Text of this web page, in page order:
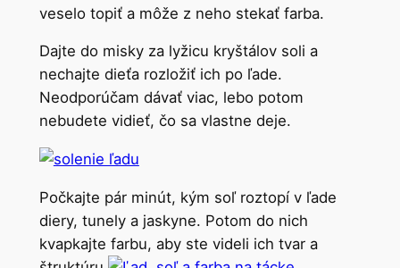
veselo topiť a môže z neho stekať farba.
Dajte do misky za lyžicu kryštálov soli a
nechajte dieťa rozložiť ich po ľade.
Neodporúčam dávať viac, lebo potom
nebudete vidieť, čo sa vlastne deje.
Počkajte pár minút, kým soľ roztopí v ľade
diery, tunely a jaskyne. Potom do nich
kvapkajte farbu, aby ste videli ich tvar a